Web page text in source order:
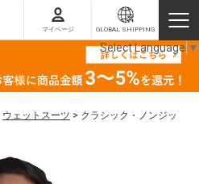
マイページ GLOBAL SHIPPING
ウェットスーツ > クラシック・ノンジッ
Select Language ▼